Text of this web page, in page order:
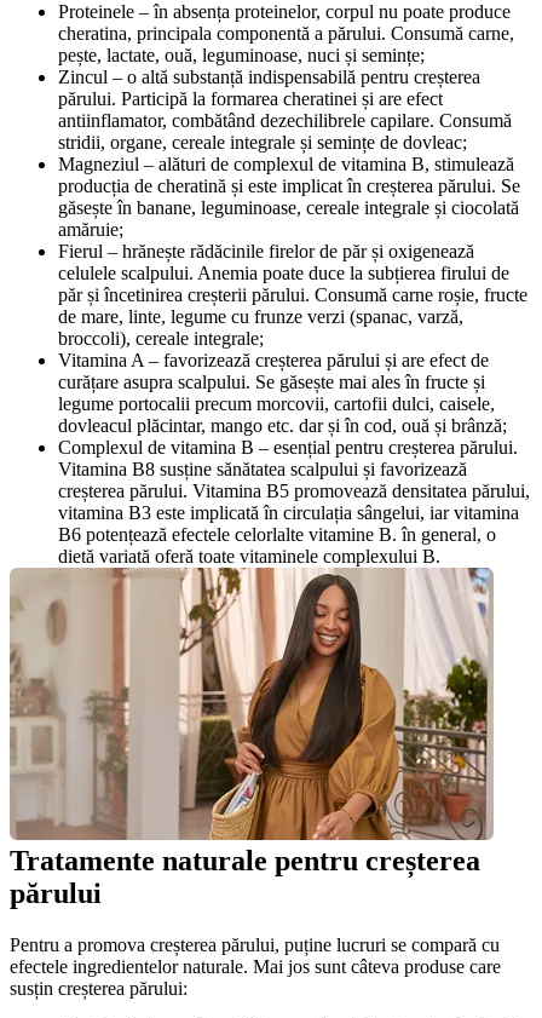
Proteinele – în absența proteinelor, corpul nu poate produce
cheratina, principala componentă a părului. Consumă carne,
pește, lactate, ouă, leguminoase, nuci și semințe;
Zincul – o altă substanță indispensabilă pentru creșterea
părului. Participă la formarea cheratinei și are efect
antiinflamator, combătând dezechilibrele capilare. Consumă
stridii, organe, cereale integrale și semințe de dovleac;
Magneziul – alături de complexul de vitamina B, stimulează
producția de cheratină și este implicat în creșterea părului. Se
găsește în banane, leguminoase, cereale integrale și ciocolată
amăruie;
Fierul – hrănește rădăcinile firelor de păr și oxigenează
celulele scalpului. Anemia poate duce la subțierea firului de
păr și încetinirea creșterii părului. Consumă carne roșie, fructe
de mare, linte, legume cu frunze verzi (spanac, varză,
broccoli), cereale integrale;
Vitamina A – favorizează creșterea părului și are efect de
curățare asupra scalpului. Se găsește mai ales în fructe și
legume portocalii precum morcovii, cartofii dulci, caisele,
dovleacul plăcintar, mango etc. dar și în cod, ouă și brânză;
Complexul de vitamina B – esențial pentru creșterea părului.
Vitamina B8 susține sănătatea scalpului și favorizează
creșterea părului. Vitamina B5 promovează densitatea părului,
vitamina B3 este implicată în circulația sângelui, iar vitamina
B6 potențează efectele celorlalte vitamine B. în general, o
dietă variată oferă toate vitaminele complexului B.
Tratamente naturale pentru creșterea
părului
Pentru a promova creșterea părului, puține lucruri se compară cu
efectele ingredientelor naturale. Mai jos sunt câteva produse care
susțin creșterea părului: